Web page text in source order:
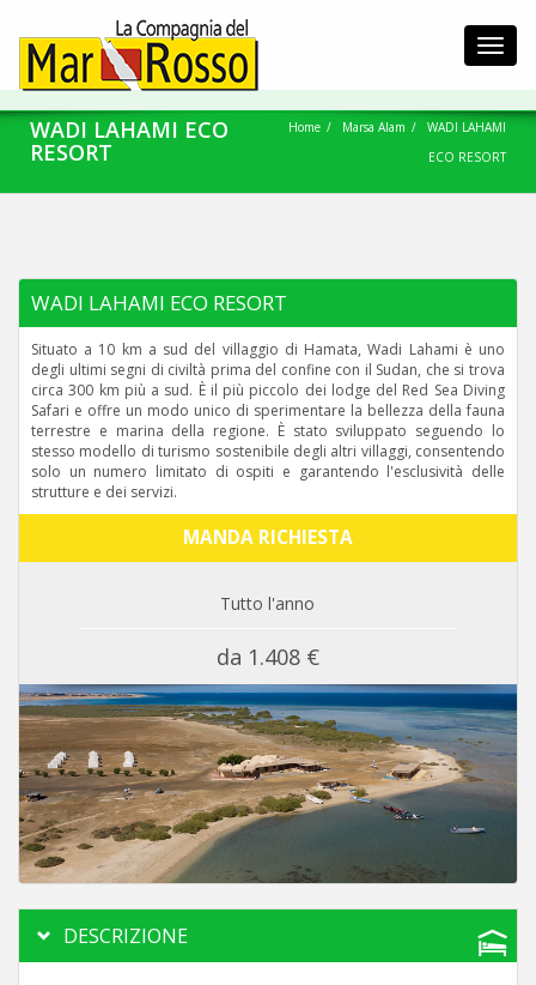
WADI LAHAMI ECO
RESORT
Home Marsa Alam
WADI LAHAMI
ECO RESORT
WADI LAHAMI ECO RESORT
Situato a 10 km a sud del villaggio di Hamata, Wadi Lahami è uno
degli ultimi segni di civiltà prima del confine con il Sudan, che si trova
circa 300 km più a sud. È il più piccolo dei lodge del Red Sea Diving
Safari e offre un modo unico di sperimentare la bellezza della fauna
terrestre e marina della regione. È stato sviluppato seguendo lo
stesso modello di turismo sostenibile degli altri villaggi, consentendo
solo un numero limitato di ospiti e garantendo l'esclusività delle
strutture e dei servizi.
MANDA RICHIESTA
Tutto l'anno
da 1.408 €
DESCRIZIONE